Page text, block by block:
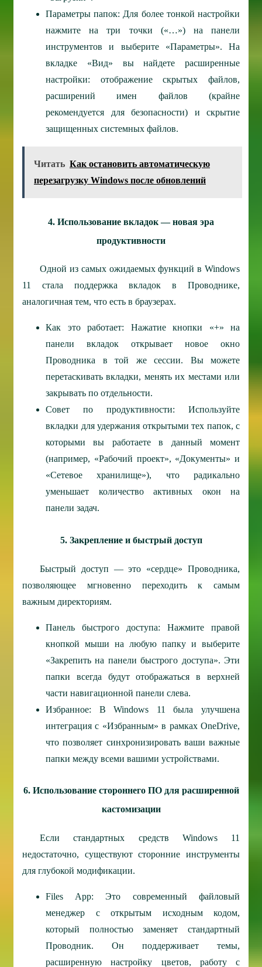
Параметры папок: Для более тонкой настройки
нажмите на три точки («…») на панели
инструментов и выберите «Параметры». На
вкладке «Вид» вы найдете расширенные
настройки: отображение скрытых файлов,
расширений имен файлов (крайне
рекомендуется для безопасности) и скрытие
защищенных системных файлов.
Читать Как остановить автоматическую
перезагрузку Windows после обновлений
4. Использование вкладок — новая эра
продуктивности
Одной из самых ожидаемых функций в Windows
11 стала поддержка вкладок в Проводнике,
аналогичная тем, что есть в браузерах.
Как это работает: Нажатие кнопки «+» на
панели вкладок открывает новое окно
Проводника в той же сессии. Вы можете
перетаскивать вкладки, менять их местами или
закрывать по отдельности.
Совет по продуктивности: Используйте
вкладки для удержания открытыми тех папок, с
которыми вы работаете в данный момент
(например, «Рабочий проект», «Документы» и
«Сетевое хранилище»), что радикально
уменьшает количество активных окон на
панели задач.
5. Закрепление и быстрый доступ
Быстрый доступ — это «сердце» Проводника,
позволяющее мгновенно переходить к самым
важным директориям.
Панель быстрого доступа: Нажмите правой
кнопкой мыши на любую папку и выберите
«Закрепить на панели быстрого доступа». Эти
папки всегда будут отображаться в верхней
части навигационной панели слева.
Избранное: В Windows 11 была улучшена
интеграция с «Избранным» в рамках OneDrive,
что позволяет синхронизировать ваши важные
папки между всеми вашими устройствами.
6. Использование стороннего ПО для расширенной
кастомизации
Если стандартных средств Windows 11
недостаточно, существуют сторонние инструменты
для глубокой модификации.
Files App: Это современный файловый
менеджер с открытым исходным кодом,
который полностью заменяет стандартный
Проводник. Он поддерживает темы,
расширенную настройку цветов, работу с